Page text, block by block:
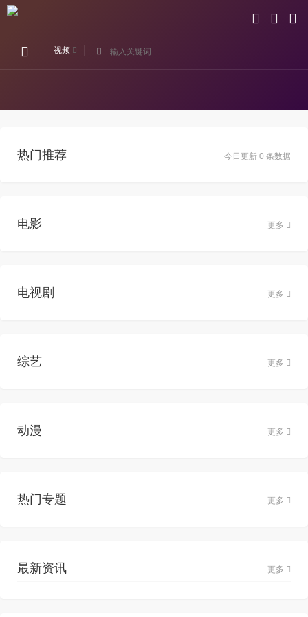
视频
今日更新 0 条数据
热门推荐
电影 更多
电视剧 更多
综艺 更多
动漫 更多
热门专题 更多
最新资讯 更多